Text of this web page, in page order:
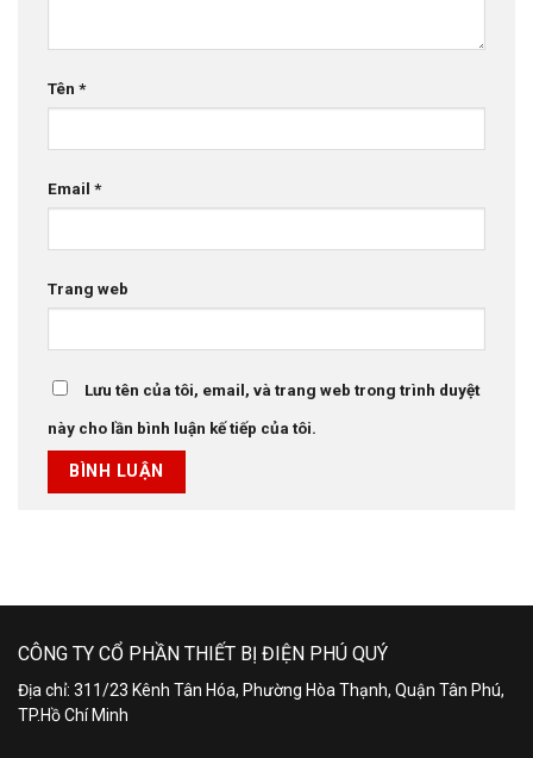
Tên *
Email *
Trang web
Lưu tên của tôi, email, và trang web trong trình duyệt
này cho lần bình luận kế tiếp của tôi.
CÔNG TY CỔ PHẦN THIẾT BỊ ĐIỆN PHÚ QUÝ
Địa chỉ: 311/23 Kênh Tân Hóa, Phường Hòa Thạnh, Quận Tân Phú,
TP.Hồ Chí Minh